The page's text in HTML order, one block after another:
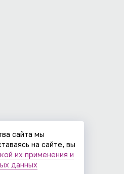
сайта мы
на сайте, вы
их применения и
данных